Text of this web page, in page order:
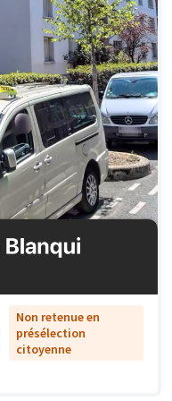
Non retenue en
présélection
citoyenne